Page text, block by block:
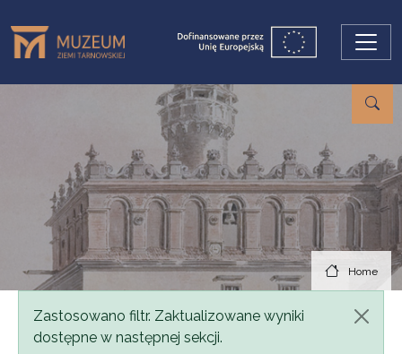
Home
Status message
Zastosowano filtr. Zaktualizowane wyniki
dostępne w następnej sekcji.